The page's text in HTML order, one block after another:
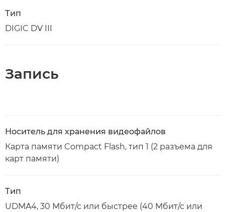
Тип
DIGIC DV III
Запись
Носитель для хранения видеофайлов
Карта памяти Compact Flash, тип 1 (2 разъема для
карт памяти)
Тип
UDMA4, 30 Мбит/с или быстрее (40 Мбит/с или